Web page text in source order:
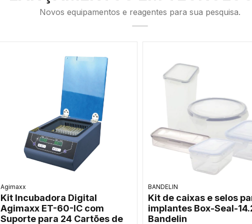
Novos equipamentos e reagentes para sua pesquisa.
Bioneer
Sistema de manifold a vácuo
BioVac 96 para extração de
DNA e RNA - Bioneer
Inesarex
Titulador Karl Fischer
Coulométrico Inesarex
20V para Traços de